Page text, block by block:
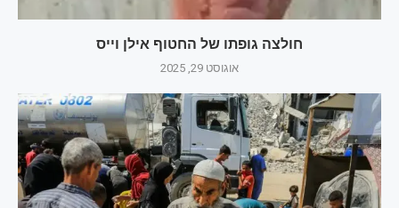
חולצה גופתו של החטוף אילן וייס
אוגוסט 29, 2025